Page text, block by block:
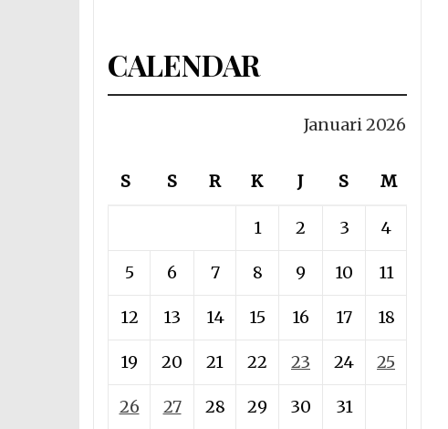
CALENDAR
Januari 2026
S S R K J S M
1 2 3 4
5 6 7 8 9 10 11
12 13 14 15 16 17 18
19 20 21 22 23 24 25
26 27 28 29 30
31